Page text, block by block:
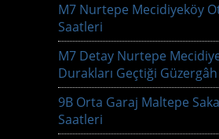
M7 Nurtepe Mecidiyeköy
Saatleri
M7 Detay Nurtepe
Durakları Geçtiği Güzergâh
9B Orta Garaj Maltepe
Saatleri